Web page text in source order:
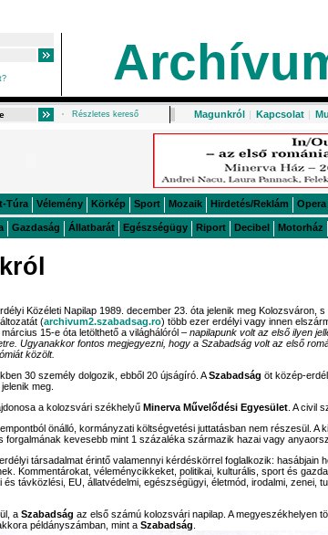
Részletes kereső Magunkról | Kapcsolat |
Túra Vélemény Körkép Sport Mozaik Hirdetés/Reklám Opera
Gazdaság Állatbarát Egészségügy Riport Decibel Motorház
Közéleti Napilap 1989. december 23. óta jelenik meg Kolozsváron,
(archivum2.szabadsag.ro) több ezer erdélyi vagy innen
15-e óta letölthető a világhálóról – napilapunk volt az első ilyen
Ugyanakkor fontos megjegyezni, hogy a Szabadság volt az első
közölt.
30 személy dolgozik, ebből 20 újságíró. ASzabadság öt közép-
meg.
a kolozsvári székhelyű Minerva Művelődési Egyesület . A civil
önálló, kormányzati költségvetési juttatásban nem részesül.
forgalmának kevesebb mint 1 százaléka származik hazai vagy
társadalmat érintő valamennyi kérdéskörrel foglalkozik: hasábjain
Kommentárokat, véleménycikkeket, politikai, kulturális, sport és
távközlési, EU, állatvédelmi, egészségügyi, életmód, irodalmi, zenei,
a Szabadság az első számú kolozsvári napilap. A megyeszékhelyen
példányszámban, mint a Szabadság